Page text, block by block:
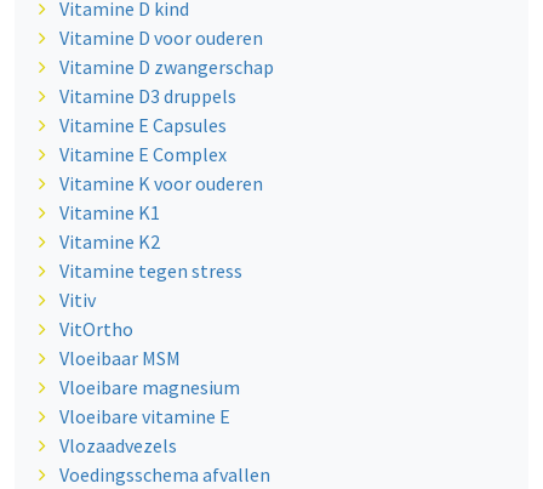
Vitamine D kind
Vitamine D voor ouderen
Vitamine D zwangerschap
Vitamine D3 druppels
Vitamine E Capsules
Vitamine E Complex
Vitamine K voor ouderen
Vitamine K1
Vitamine K2
Vitamine tegen stress
Vitiv
VitOrtho
Vloeibaar MSM
Vloeibare magnesium
Vloeibare vitamine E
Vlozaadvezels
Voedingsschema afvallen